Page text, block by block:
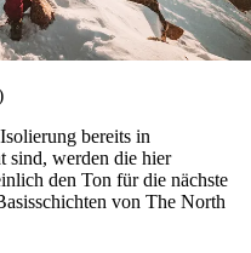
bereits in
sind, werden die hier
den Ton für die nächste
von The North